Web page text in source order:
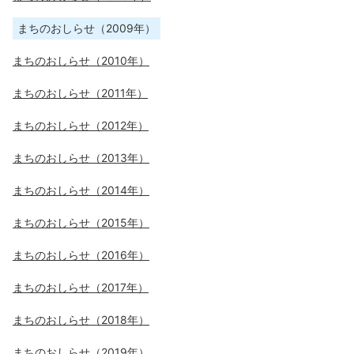
まちのおしらせ（2009年）
まちのおしらせ（2010年）
まちのおしらせ（2011年）
まちのおしらせ（2012年）
まちのおしらせ（2013年）
まちのおしらせ（2014年）
まちのおしらせ（2015年）
まちのおしらせ（2016年）
まちのおしらせ（2017年）
まちのおしらせ（2018年）